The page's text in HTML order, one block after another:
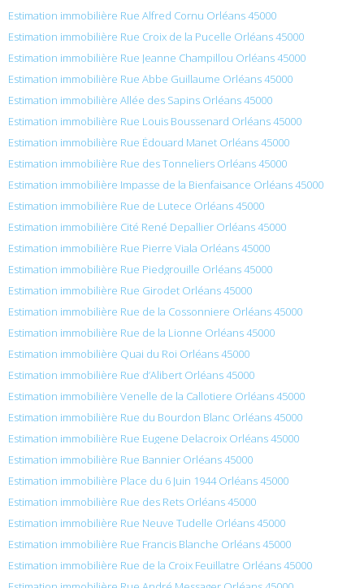
Estimation immobilière Rue Alfred Cornu Orléans 45000
Estimation immobilière Rue Croix de la Pucelle Orléans 45000
Estimation immobilière Rue Jeanne Champillou Orléans 45000
Estimation immobilière Rue Abbe Guillaume Orléans 45000
Estimation immobilière Allée des Sapins Orléans 45000
Estimation immobilière Rue Louis Boussenard Orléans 45000
Estimation immobilière Rue Édouard Manet Orléans 45000
Estimation immobilière Rue des Tonneliers Orléans 45000
Estimation immobilière Impasse de la Bienfaisance Orléans 45000
Estimation immobilière Rue de Lutece Orléans 45000
Estimation immobilière Cité René Depallier Orléans 45000
Estimation immobilière Rue Pierre Viala Orléans 45000
Estimation immobilière Rue Piedgrouille Orléans 45000
Estimation immobilière Rue Girodet Orléans 45000
Estimation immobilière Rue de la Cossonniere Orléans 45000
Estimation immobilière Rue de la Lionne Orléans 45000
Estimation immobilière Quai du Roi Orléans 45000
Estimation immobilière Rue d’Alibert Orléans 45000
Estimation immobilière Venelle de la Callotiere Orléans 45000
Estimation immobilière Rue du Bourdon Blanc Orléans 45000
Estimation immobilière Rue Eugene Delacroix Orléans 45000
Estimation immobilière Rue Bannier Orléans 45000
Estimation immobilière Place du 6 Juin 1944 Orléans 45000
Estimation immobilière Rue des Rets Orléans 45000
Estimation immobilière Rue Neuve Tudelle Orléans 45000
Estimation immobilière Rue Francis Blanche Orléans 45000
Estimation immobilière Rue de la Croix Feuillatre Orléans 45000